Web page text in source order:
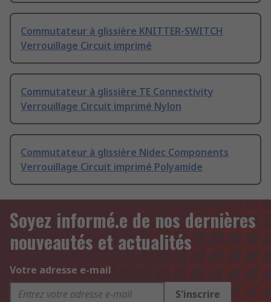
Commutateur à glissière KNITTER-SWITCH
Verrouillage Circuit imprimé
Commutateur à glissière TE Connectivity
Verrouillage Circuit imprimé Nylon
Commutateur à glissière Nidec Components
Verrouillage Circuit imprimé Polyamide
Soyez informé.e de nos dernières
nouveautés et actualités
Votre adresse e-mail
S'inscrire